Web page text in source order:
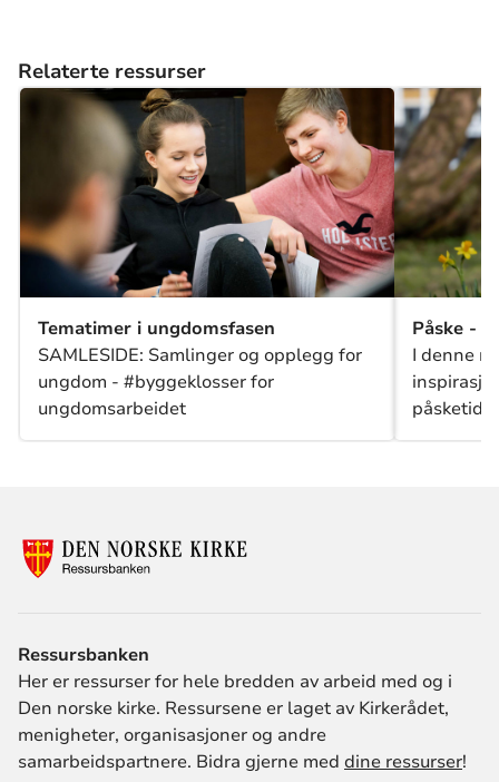
Relaterte ressurser
Tematimer i ungdomsfasen
SAMLESIDE: Samlinger og opplegg for
ungdom - #byggeklosser for
ungdomsarbeidet
Påske -
I denne
til feiring i
Ressursbanken
Her er ressurser for hele bredden av arbeid med og i
Den norske kirke. Ressursene er laget av Kirkerådet,
menigheter, organisasjoner og andre
samarbeidspartnere. Bidra gjerne med dine ressurser!